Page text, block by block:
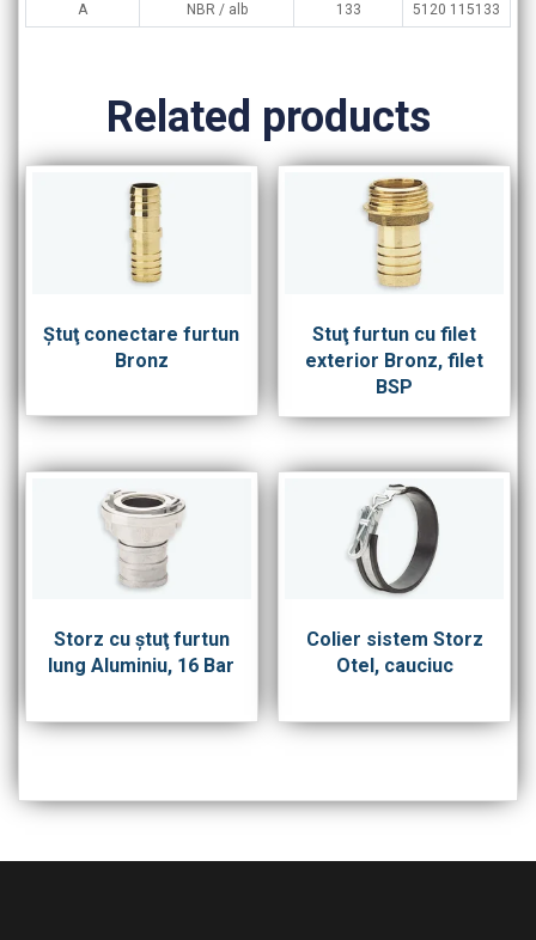
A NBR / alb 133 5120 115133
Related products
Ştuţ conectare furtun
Bronz
Stuţ furtun cu filet
exterior Bronz, filet
BSP
Storz cu ştuţ furtun
lung Aluminiu, 16 Bar
Colier sistem Storz
Otel, cauciuc